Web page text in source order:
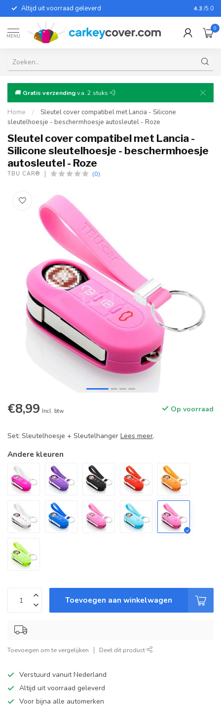
Altijd uit voorraad geleverd Voor
4.3 /5.0
MENU
0
🚚 Gratis verzendingv.a. 2 stuks 💨
Home /
Sleutel cover compatibel met Lancia - Silicone
sleutelhoesje - beschermhoesje autosleutel - Roze
Sleutel cover compatibel met Lancia -
Silicone sleutelhoesje - beschermhoesje
autosleutel - Roze
TBU CAR® (0)
€8,99 Incl. btw Op voorraad
Set: Sleutelhoesje + Sleutelhanger Lees meer.
Andere kleuren
Toevoegen aan winkelwagen
Toevoegen om te vergelijken Deel dit product
Verstuurd vanuit Nederland
Altijd uit voorraad geleverd
Voor bijna alle automerken